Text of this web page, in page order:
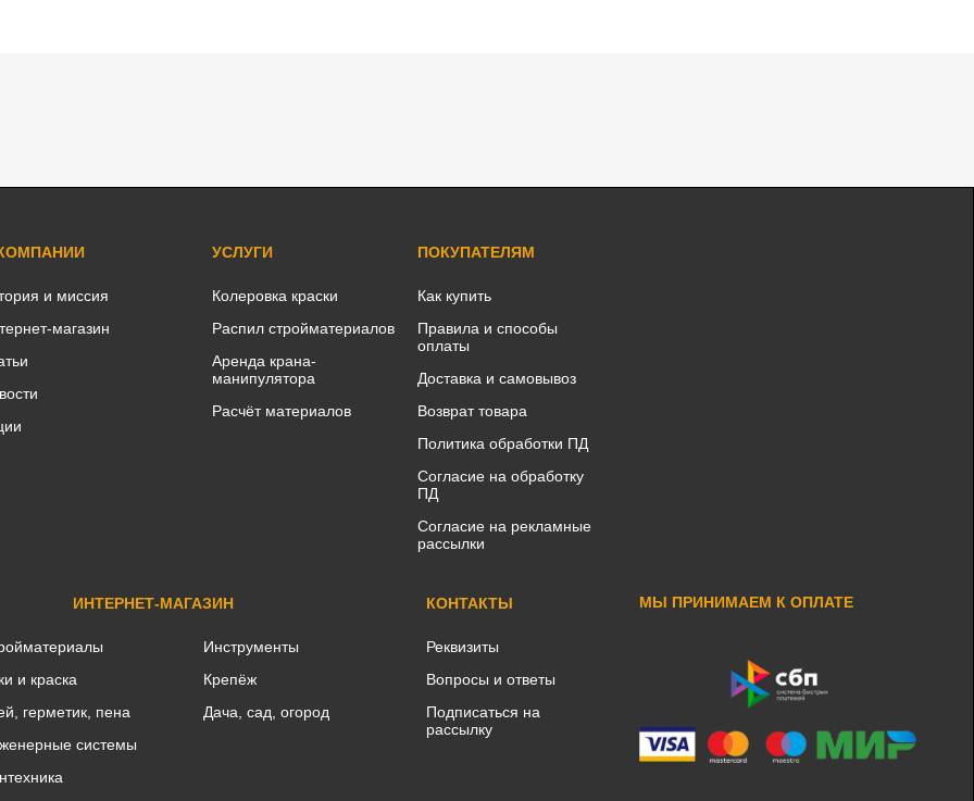
и миссия
магазин
УСЛУГИ
Колеровка краски
Распил стройматериалов
Аренда крана-
манипулятора
Расчёт материалов
ПОКУПАТЕЛЯМ
Как купить
Правила и способы
оплаты
Доставка и самовывоз
Возврат товара
Политика обработки ПД
Согласие на обработку
ПД
Согласие на рекламные
рассылки
ИНТЕРНЕТ-МАГАЗИН
и краска
герметик, пена
системы
Инструменты
Крепёж
Дача, сад, огород
КОНТАКТЫ
Реквизиты
Вопросы и ответы
Подписаться на
рассылку
МЫ ПРИНИМАЕМ К ОПЛАТЕ